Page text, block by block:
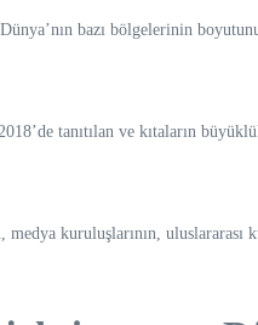
bazı bölgelerinin
tanıtılan ve kıtaların
medya kuruluşlarının,